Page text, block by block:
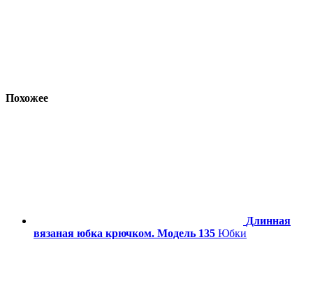
Похожее
Длинная
вязаная юбка крючком. Модель 135 Юбки